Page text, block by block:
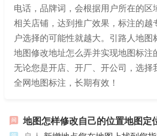
电话，品牌词，会根据用户所在的区
相关店铺，达到推广效果，标注的越
户选择的可能性就越大。引路人地图
地图修改地址怎么弄并实现地图标注
无论您是开店、开厂、开公司，选择
全网地图标注，长期有效！
地图怎样修改自己的位置地图定